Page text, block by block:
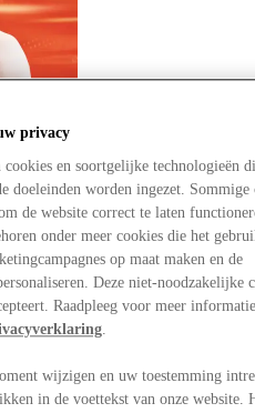
privacy
en soortgelijke technologieën
doeleinden worden ingezet. Sommige
de website correct te laten
onder meer cookies die het
op maat maken en de
Deze niet-noodzakelijke
Raadpleeg voor meer
.
wijzigen en uw toestemming
in de voettekst van onze website.